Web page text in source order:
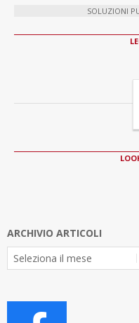
SOLUZIONI
ARCHIVIO ARTICOLI
Archivio
Articoli